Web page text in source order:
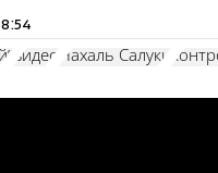
видео Нахаль Салуки